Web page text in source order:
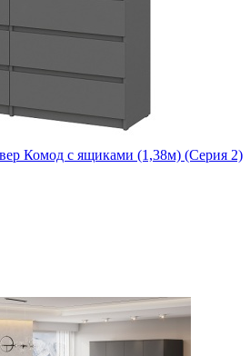
Комод с ящиками (1,38м) (Серия 2)